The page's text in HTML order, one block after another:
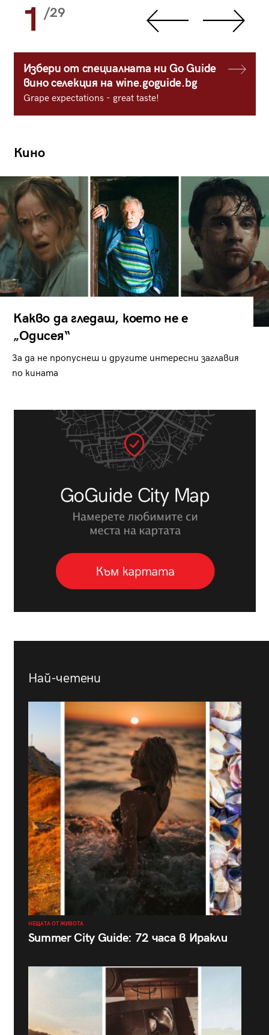
1 /29
Избери от специалната ни Go Guide
вино селекция на wine.goguide.bg
Grape expectations - great taste!
Кино
Какво да гледаш, което не е
„Одисея“
За да не пропуснеш и другите интересни заглавия
по кината
Най-четени
НЕЩАТА ОТ ЖИВОТА
Summer City Guide: 72 часа в Иракли